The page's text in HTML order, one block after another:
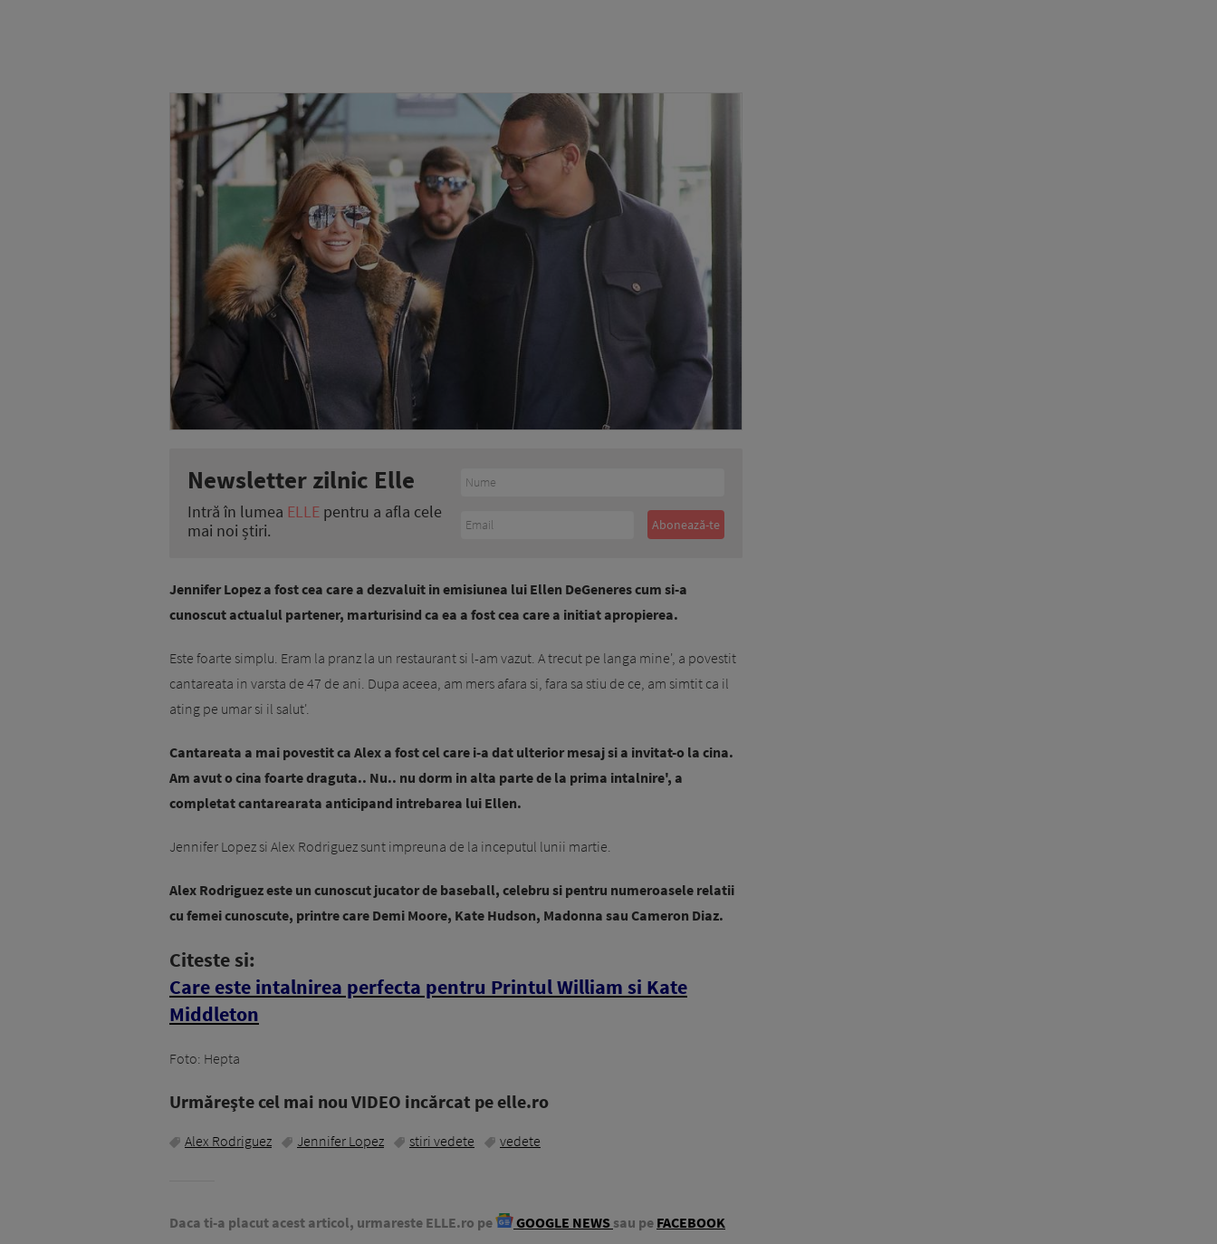
Newsletter zilnic Elle
Intră în lumea ELLE pentru a afla cele
mai noi știri.
Jennifer Lopez a fost cea care a dezvaluit in emisiunea lui Ellen DeGeneres cum si-a
cunoscut actualul partener, marturisind ca ea a fost cea care a initiat apropierea.
Este foarte simplu. Eram la pranz la un restaurant si l-am vazut. A trecut pe langa mine', a povestit
cantareata in varsta de 47 de ani. Dupa aceea, am mers afara si, fara sa stiu de ce, am simtit ca il
ating pe umar si il salut'.
Cantareata a mai povestit ca Alex a fost cel care i-a dat ulterior mesaj si a invitat-o la cina.
Am avut o cina foarte draguta.. Nu.. nu dorm in alta parte de la prima intalnire', a
completat cantarearata anticipand intrebarea lui Ellen.
Jennifer Lopez si Alex Rodriguez sunt impreuna de la inceputul lunii martie.
Alex Rodriguez este un cunoscut jucator de baseball, celebru si pentru numeroasele relatii
cu femei cunoscute, printre care Demi Moore, Kate Hudson, Madonna sau Cameron Diaz.
Citeste si:
Care este intalnirea perfecta pentru Printul William si Kate
Middleton
Foto: Hepta
Urmăreşte cel mai nou VIDEO incărcat pe elle.ro
Alex Rodriguez Jennifer Lopez stiri vedete vedete
Daca ti-a placut acest articol, urmareste ELLE.ro pe GOOGLE NEWS sau pe FACEBOOK